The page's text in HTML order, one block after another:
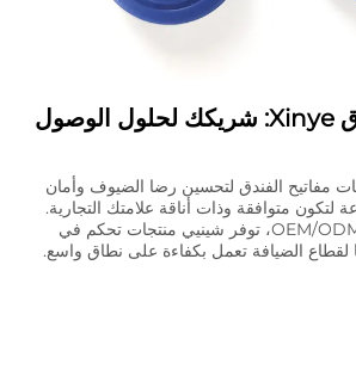
بطاقة مفتاح فندق Xinye: شريكك لحلول الوصول
مفاتيح الفندق لتحسين رضا الضيوف وأمان
لتكون متوافقة وذات أناقة علامتك التجارية.
وبفضل الدعم القوي لـ OEM/ODM، توفر شينيي منتجات تحكم في
الضيافة تعمل بكفاءة على نطاق واسع.